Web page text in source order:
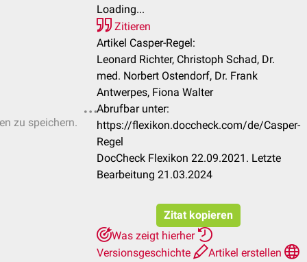
zu speichern.
Loading...
Zitieren
Artikel Casper-Regel:
Leonard Richter, Christoph Schad, Dr.
med. Norbert Ostendorf, Dr. Frank
Antwerpes, Fiona Walter
Abrufbar unter:
https://flexikon.doccheck.com/de/Casper-
Regel
DocCheck Flexikon 22.09.2021. Letzte
Bearbeitung 21.03.2024
Zitat kopieren
Was zeigt hierher
Versionsgeschichte
Artikel erstellen